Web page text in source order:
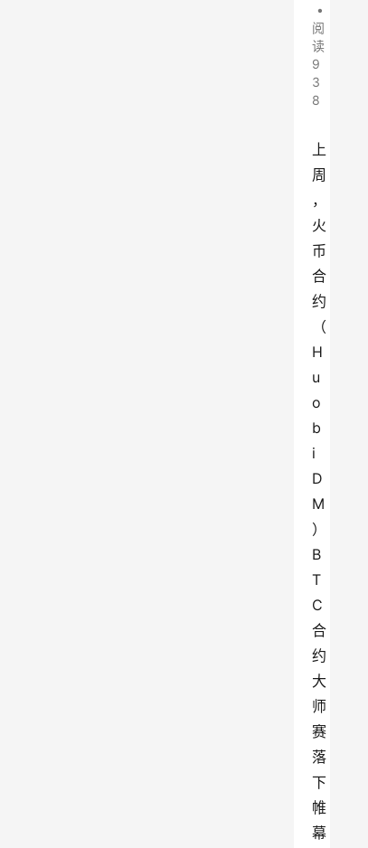
•
阅
读
9
3
8
上
周
，
火
币
合
约
（
H
u
o
b
i
D
M
）
B
T
C
合
约
大
师
赛
落
下
帷
幕